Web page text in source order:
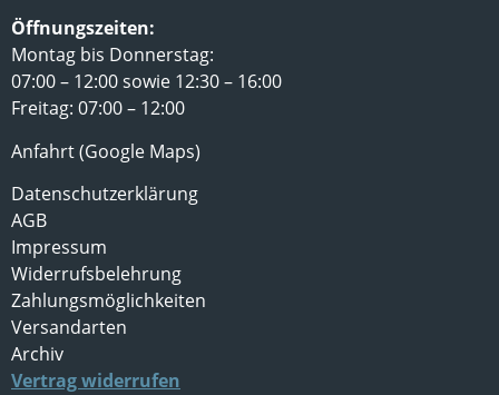
Öffnungszeiten:
Montag bis Donnerstag:
07:00 – 12:00 sowie 12:30 – 16:00
Freitag: 07:00 – 12:00
Anfahrt (Google Maps)
Datenschutzerklärung
AGB
Impressum
Widerrufsbelehrung
Zahlungsmöglichkeiten
Versandarten
Archiv
Vertrag widerrufen